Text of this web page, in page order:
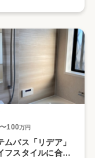
〜100万円
ムバス「リデア」
フスタイルに合わ